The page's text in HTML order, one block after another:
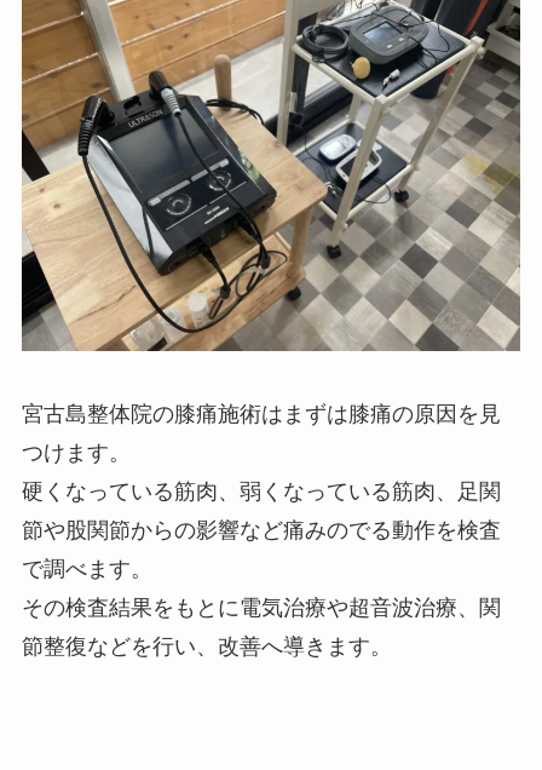
宮古島整体院の膝痛施術はまずは膝痛の原因を見
つけます。
硬くなっている筋肉、弱くなっている筋肉、足関
節や股関節からの影響など痛みのでる動作を検査
で調べます。
その検査結果をもとに電気治療や超音波治療、関
節整復などを行い、改善へ導きます。